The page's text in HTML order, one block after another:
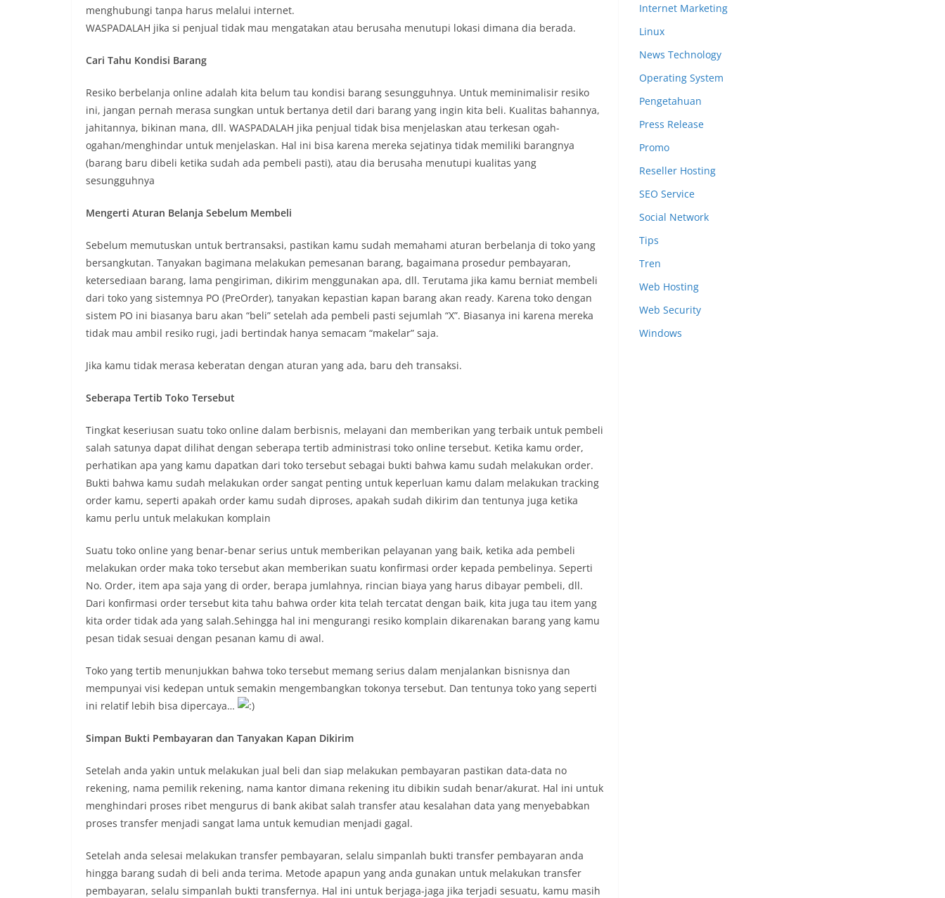
menghubungi tanpa harus melalui internet.
WASPADALAH jika si penjual tidak mau mengatakan atau berusaha menutupi lokasi dimana dia berada.
Cari Tahu Kondisi Barang
Resiko berbelanja online adalah kita belum tau kondisi barang sesungguhnya. Untuk meminimalisir resiko
ini, jangan pernah merasa sungkan untuk bertanya detil dari barang yang ingin kita beli. Kualitas bahannya,
jahitannya, bikinan mana, dll. WASPADALAH jika penjual tidak bisa menjelaskan atau terkesan ogah-
ogahan/menghindar untuk menjelaskan. Hal ini bisa karena mereka sejatinya tidak memiliki barangnya
(barang baru dibeli ketika sudah ada pembeli pasti), atau dia berusaha menutupi kualitas yang
sesungguhnya
Mengerti Aturan Belanja Sebelum Membeli
Sebelum memutuskan untuk bertransaksi, pastikan kamu sudah memahami aturan berbelanja di toko yang
bersangkutan. Tanyakan bagimana melakukan pemesanan barang, bagaimana prosedur pembayaran,
ketersediaan barang, lama pengiriman, dikirim menggunakan apa, dll. Terutama jika kamu berniat membeli
dari toko yang sistemnya PO (PreOrder), tanyakan kepastian kapan barang akan ready. Karena toko dengan
sistem PO ini biasanya baru akan “beli” setelah ada pembeli pasti sejumlah “X”. Biasanya ini karena mereka
tidak mau ambil resiko rugi, jadi bertindak hanya semacam “makelar” saja.
Jika kamu tidak merasa keberatan dengan aturan yang ada, baru deh transaksi.
Seberapa Tertib Toko Tersebut
Tingkat keseriusan suatu toko online dalam berbisnis, melayani dan memberikan yang terbaik untuk pembeli
salah satunya dapat dilihat dengan seberapa tertib administrasi toko online tersebut. Ketika kamu order,
perhatikan apa yang kamu dapatkan dari toko tersebut sebagai bukti bahwa kamu sudah melakukan order.
Bukti bahwa kamu sudah melakukan order sangat penting untuk keperluan kamu dalam melakukan tracking
order kamu, seperti apakah order kamu sudah diproses, apakah sudah dikirim dan tentunya juga ketika
kamu perlu untuk melakukan komplain
Suatu toko online yang benar-benar serius untuk memberikan pelayanan yang baik, ketika ada pembeli
melakukan order maka toko tersebut akan memberikan suatu konfirmasi order kepada pembelinya. Seperti
No. Order, item apa saja yang di order, berapa jumlahnya, rincian biaya yang harus dibayar pembeli, dll.
Dari konfirmasi order tersebut kita tahu bahwa order kita telah tercatat dengan baik, kita juga tau item yang
kita order tidak ada yang salah.Sehingga hal ini mengurangi resiko komplain dikarenakan barang yang kamu
pesan tidak sesuai dengan pesanan kamu di awal.
Toko yang tertib menunjukkan bahwa toko tersebut memang serius dalam menjalankan bisnisnya dan
mempunyai visi kedepan untuk semakin mengembangkan tokonya tersebut. Dan tentunya toko yang seperti
ini relatif lebih bisa dipercaya…
Simpan Bukti Pembayaran dan Tanyakan Kapan Dikirim
Setelah anda yakin untuk melakukan jual beli dan siap melakukan pembayaran pastikan data-data no
rekening, nama pemilik rekening, nama kantor dimana rekening itu dibikin sudah benar/akurat. Hal ini untuk
menghindari proses ribet mengurus di bank akibat salah transfer atau kesalahan data yang menyebabkan
proses transfer menjadi sangat lama untuk kemudian menjadi gagal.
Setelah anda selesai melakukan transfer pembayaran, selalu simpanlah bukti transfer pembayaran anda
hingga barang sudah di beli anda terima. Metode apapun yang anda gunakan untuk melakukan transfer
pembayaran, selalu simpanlah bukti transfernya. Hal ini untuk berjaga-jaga jika terjadi sesuatu, kamu masih
Internet Marketing
Linux
News Technology
Operating System
Pengetahuan
Press Release
Promo
Reseller Hosting
SEO Service
Social Network
Tips
Tren
Web Hosting
Web Security
Windows